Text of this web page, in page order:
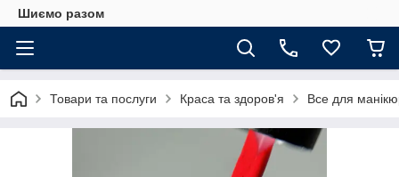
Шиємо разом
Товари та послуги Краса та здоров'я Все для